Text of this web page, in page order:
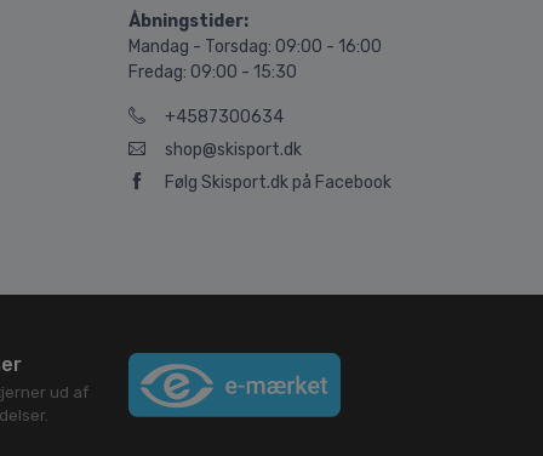
Åbningstider:
Mandag - Torsdag: 09:00 - 16:00
Fredag: 09:00 - 15:30
+4587300634
shop@skisport.dk
Følg Skisport.dk på Facebook
ud af